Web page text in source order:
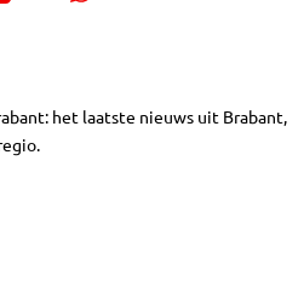
het laatste nieuws uit Brabant,